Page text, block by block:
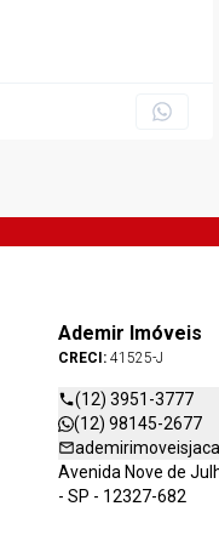
Ademir Imóveis
CRECI: 41525-J
(12) 3951-3777
(12) 98145-2677
Avenida Nove de
- SP - 12327-682